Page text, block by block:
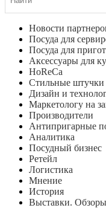
Новости
Посуда для
Посуда для
Аксессуары для
HoReCa
Стильные штучки
Дизайн и
Маркетологу на
Производители
Антипригарные
Аналитика
Посудный бизнес
Ретейл
Логистика
Мнение
История
Выставки. Обзоры